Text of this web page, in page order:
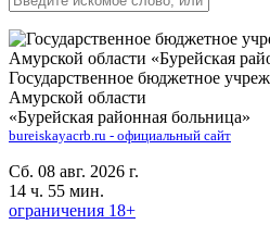
Государственное бюджетное
Амурской области
«Бурейская районная больница»
bureiskayacrb.ru - официальный сайт
Сб. 08 авг. 2026 г.
14 ч. 55 мин.
ограничения 18+